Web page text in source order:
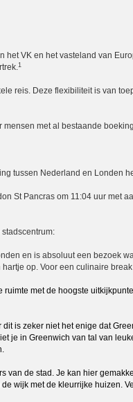
VK en het vasteland van
1
reis. Deze flexibiliteit is van
met al bestaande
tussen Nederland en Londen
St Pancras om 11:04 uur met
en is absoluut een bezoek
op. Voor een culinaire
met de hoogste
is zeker niet het enige dat
je in Greenwich van tal van
van de stad. Je kan hier
wijk met de kleurrijke huizen.